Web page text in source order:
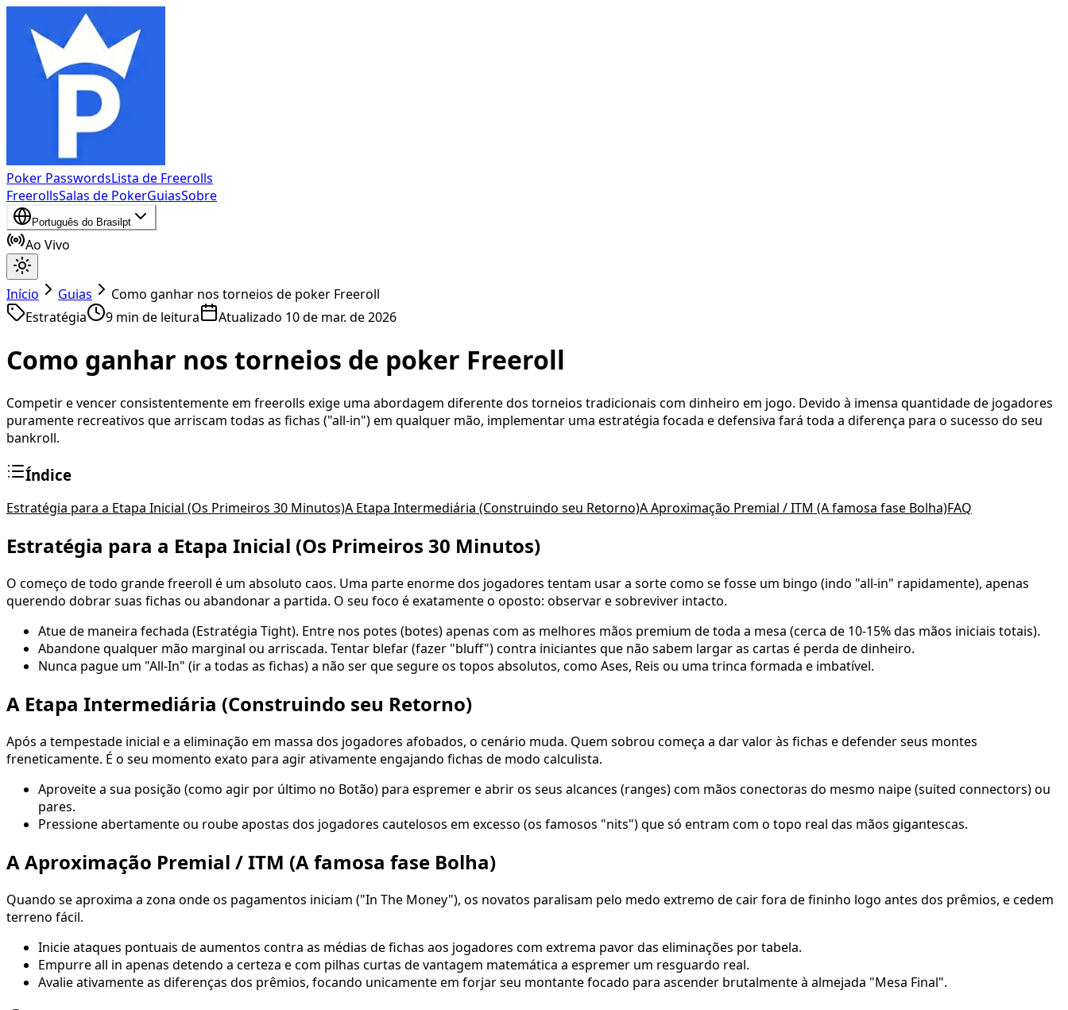
Poker PasswordsLista de Freerolls
FreerollsSalas de PokerGuiasSobre
Português do Brasil pt
Ao Vivo
Início Guias
Como ganhar nos torneios de poker Freeroll
Estratégia
9 min de leitura Atualizado 10 de mar. de 2026
Como ganhar nos torneios de poker Freeroll
Competir e vencer consistentemente em freerolls exige uma abordagem diferente dos torneios tradicionais com dinheiro em jogo. Devido à imensa quantidade de jogadores
puramente recreativos que arriscam todas as fichas ("all-in") em qualquer mão, implementar uma estratégia focada e defensiva fará toda a diferença para o sucesso do seu
bankroll.
Índice
Estratégia para a Etapa Inicial (Os Primeiros 30 Minutos)A Etapa Intermediária (Construindo seu Retorno)A Aproximação Premial / ITM (A famosa fase Bolha)FAQ
Estratégia para a Etapa Inicial (Os Primeiros 30 Minutos)
O começo de todo grande freeroll é um absoluto caos. Uma parte enorme dos jogadores tentam usar a sorte como se fosse um bingo (indo "all-in" rapidamente), apenas
querendo dobrar suas fichas ou abandonar a partida. O seu foco é exatamente o oposto: observar e sobreviver intacto.
Atue de maneira fechada (Estratégia Tight). Entre nos potes (botes) apenas com as melhores mãos premium de toda a mesa (cerca de 10-15% das mãos iniciais totais).
Abandone qualquer mão marginal ou arriscada. Tentar blefar (fazer "bluff") contra iniciantes que não sabem largar as cartas é perda de dinheiro.
Nunca pague um "All-In" (ir a todas as fichas) a não ser que segure os topos absolutos, como Ases, Reis ou uma trinca formada e imbatível.
A Etapa Intermediária (Construindo seu Retorno)
Após a tempestade inicial e a eliminação em massa dos jogadores afobados, o cenário muda. Quem sobrou começa a dar valor às fichas e defender seus montes
freneticamente. É o seu momento exato para agir ativamente engajando fichas de modo calculista.
Aproveite a sua posição (como agir por último no Botão) para espremer e abrir os seus alcances (ranges) com mãos conectoras do mesmo naipe (suited connectors) ou
pares.
Pressione abertamente ou roube apostas dos jogadores cautelosos em excesso (os famosos "nits") que só entram com o topo real das mãos gigantescas.
A Aproximação Premial / ITM (A famosa fase Bolha)
Quando se aproxima a zona onde os pagamentos iniciam ("In The Money"), os novatos paralisam pelo medo extremo de cair fora de fininho logo antes dos prêmios, e cedem
terreno fácil.
Inicie ataques pontuais de aumentos contra as médias de fichas aos jogadores com extrema pavor das eliminações por tabela.
Empurre all in apenas detendo a certeza e com pilhas curtas de vantagem matemática a espremer um resguardo real.
Avalie ativamente as diferenças dos prêmios, focando unicamente em forjar seu montante focado para ascender brutalmente à almejada "Mesa Final".